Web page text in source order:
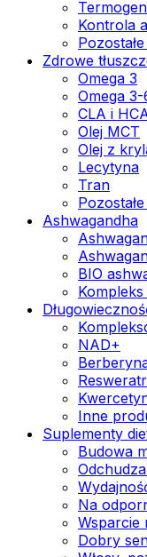
Kontrola
Zdrowe
Omega 3
Omega
CLA i
Olej MCT
Olej z
Lecytyna
Tran
Ashwagandha
BIO
NAD+
Inne
Suplementy
Budowa
Na
Wsparcie
Dobry